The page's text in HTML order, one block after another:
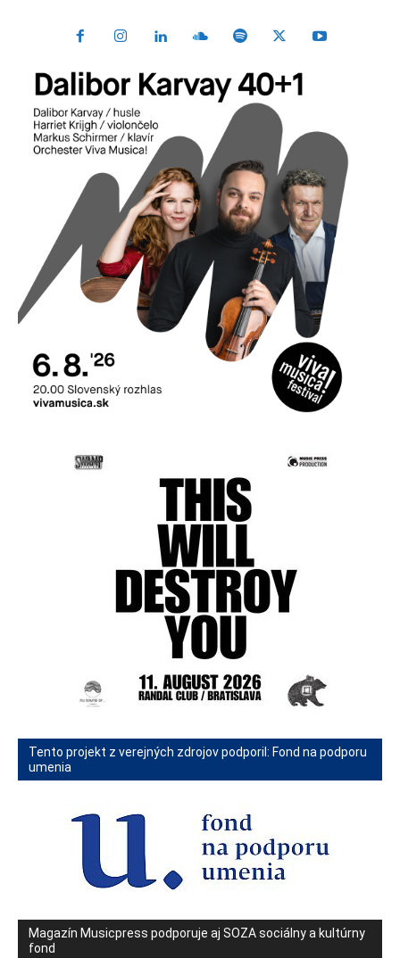
Tento projekt z verejných zdrojov podporil: Fond na podporu
umenia
Magazín Musicpress podporuje aj SOZA sociálny a kultúrny
fond